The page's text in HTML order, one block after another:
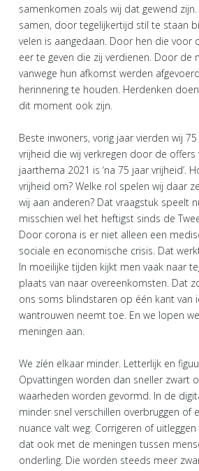
samenkomen zoals wij dat gewend
samen, door tegelijkertijd stil te staan
velen is aangedaan. Door hen die voor
eer te geven die zij verdienen. Door de
vanwege hun afkomst werden
herinnering te houden. Herdenken
dit moment ook zijn.
Beste inwoners, vorig jaar vierden wij
vrijheid die wij verkregen door de offers
jaarthema 2021 is ‘na 75 jaar vrijheid’.
vrijheid om? Welke rol spelen wij daar
wij aan anderen? Dat vraagstuk speelt
misschien wel het heftigst sinds de
Door corona is er niet alleen een
sociale en economische crisis. Dat
In moeilijke tijden kijkt men vaak naar
plaats van naar overeenkomsten. Dat
ons soms blindstaren op één kant van
wantrouwen neemt toe. En we lopen
meningen aan.
We zíén elkaar minder. Letterlijk en
Opvattingen worden dan sneller zwart
waarheden worden gevormd. In de
minder snel verschillen overbruggen of
nuance valt weg. Corrigeren of
dat ook met de meningen tussen
onderling. Die worden steeds meer